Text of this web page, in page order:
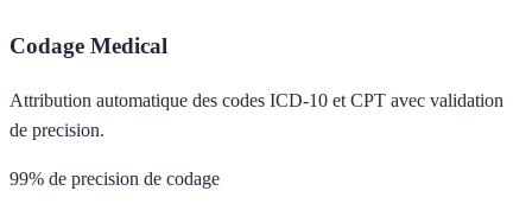
Codage Medical
Attribution automatique des codes ICD-10 et CPT avec validation
de precision.
99% de precision de codage